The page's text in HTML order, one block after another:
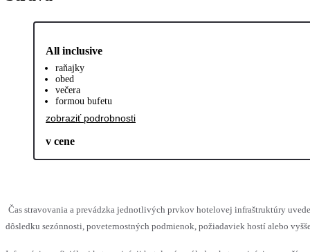
All inclusive
raňajky
obed
večera
formou bufetu
zobraziť podrobnosti
v cene
Čas stravovania a prevádzka jednotlivých prvkov hotelovej infraštruktúry
dôsledku sezónnosti, poveternostných podmienok, požiadaviek hostí alebo